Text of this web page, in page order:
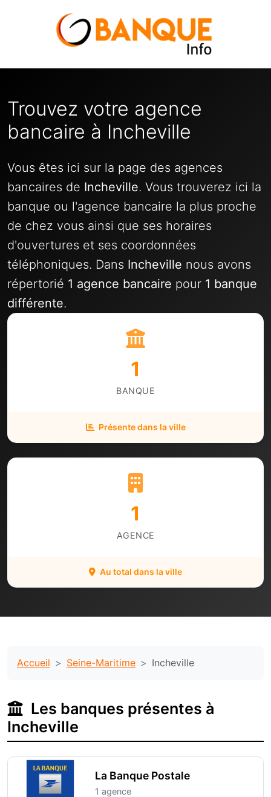
Trouvez votre agence
bancaire à Incheville
Vous êtes ici sur la page des agences
bancaires de Incheville. Vous trouverez ici la
banque ou l'agence bancaire la plus proche
de chez vous ainsi que ses horaires
d'ouvertures et ses coordonnées
téléphoniques. Dans Incheville nous avons
répertorié 1 agence bancaire pour 1 banque
différente.
1
BANQUE
Présente dans la ville
1
AGENCE
Au total dans la ville
Accueil Seine-Maritime Incheville
Les banques présentes à
Incheville
La Banque Postale
1 agence